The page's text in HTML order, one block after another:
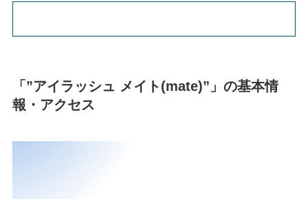
「”アイラッシュ メイト(mate)”」の基本情
報・アクセス